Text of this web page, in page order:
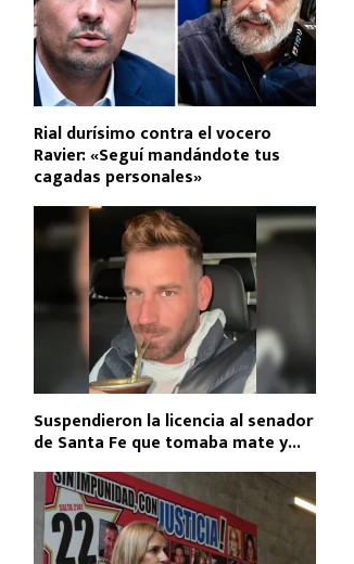
Rial durísimo contra el vocero
Ravier: «Seguí mandándote tus
cagadas personales»
Suspendieron la licencia al senador
de Santa Fe que tomaba mate y...